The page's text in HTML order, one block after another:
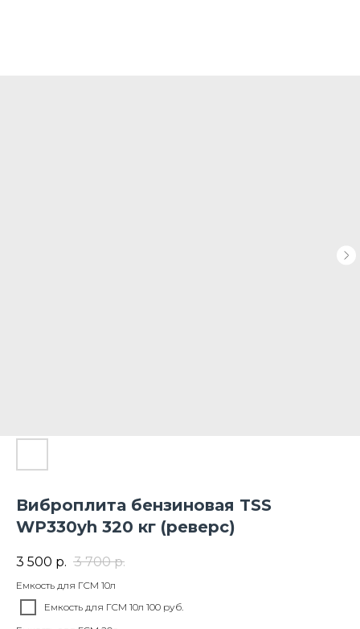
Виброплита бензиновая TSS
WP330yh 320 кг (реверс)
3 500 р. 3 700 р.
Емкость для ГСМ 10л
Емкость для ГСМ 10л 100 руб.